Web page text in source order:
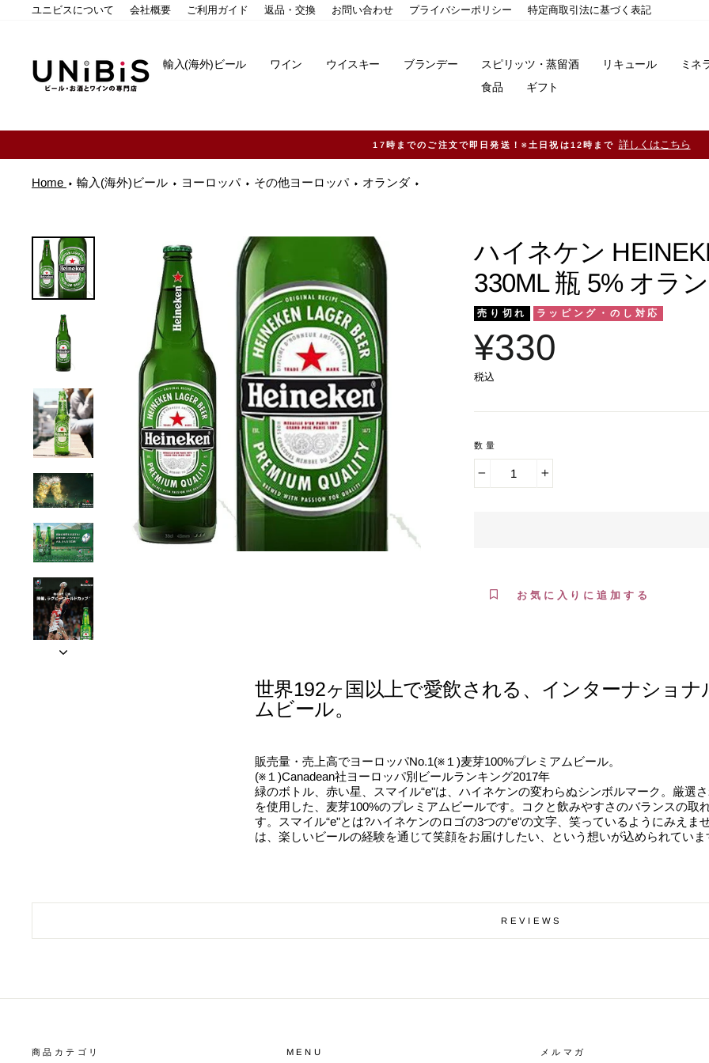
ッ
す
ユニビスについて 会社概要 ご利用ガイド 返品・交換 お問い合わせ プライバシーポリシー 特定商取引法に基づく表記
輸入(海外)ビール ワイン ウイスキー ブランデー スピリッツ・蒸留酒 リキュール ミネ
食品
ギフト
11,000円（税込）以上
Home 輸入(海外)ビール ヨーロッパ その他ヨーロッパ オランダ
ハイネケン
330ML 瓶 5% オラ
売り切れ ラッピング・のし対応
¥330
税込
数量
お気に入りに追加する
世界192ヶ国以上で愛飲される、インターナショナ
ムビール。
販売量・売上高でヨーロッパNo.1(※１)麦芽100%プレミアムビール。
(※１)Canadean社ヨーロッパ別ビールランキング2017年
緑のボトル、赤い星、スマイル“e"は、ハイネケンの変わらぬシンボルマーク。厳選
を使用した、麦芽100%のプレミアムビールです。コクと飲みやすさのバランスの取
す。スマイル“e"とは?ハイネケンのロゴの3つの“e"の文字、笑っているようにみえま
は、楽しいビールの経験を通じて笑顔をお届けしたい、という想いが込められていま
REVIEWS
商品カテゴリ MENU メルマガ